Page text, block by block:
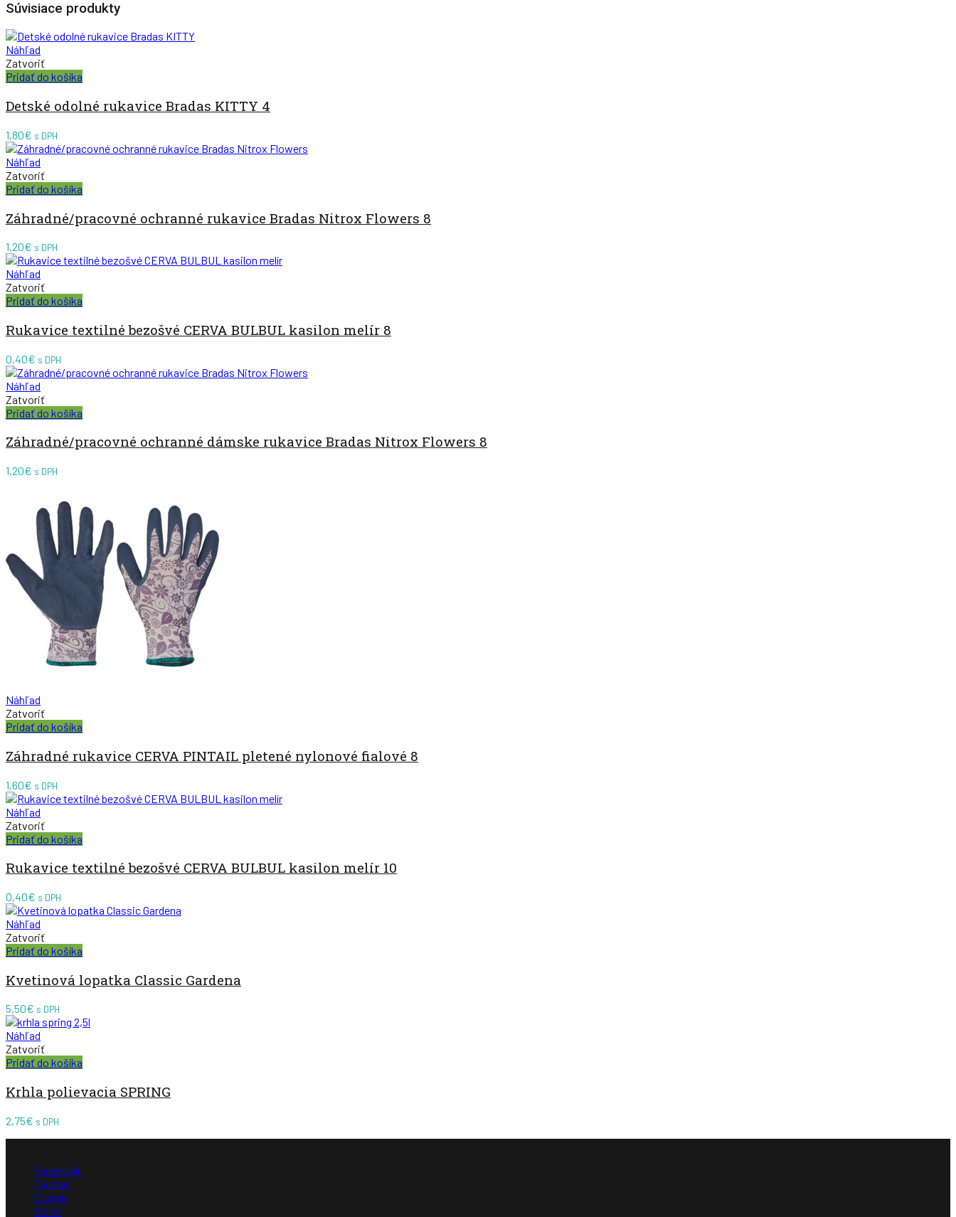
Súvisiace produkty
Náhľad
Zatvoriť
Pridať do košíka
Detské odolné rukavice Bradas KITTY 4
1,80€ s DPH
Náhľad
Zatvoriť
Pridať do košíka
Záhradné/pracovné ochranné rukavice Bradas Nitrox Flowers 8
1,20€ s DPH
Náhľad
Zatvoriť
Pridať do košíka
Rukavice textilné bezošvé CERVA BULBUL kasilon melír 8
0,40€ s DPH
Náhľad
Zatvoriť
Pridať do košíka
Záhradné/pracovné ochranné dámske rukavice Bradas Nitrox Flowers 8
1,20€ s DPH
Náhľad
Zatvoriť
Pridať do košíka
Záhradné rukavice CERVA PINTAIL pletené nylonové fialové 8
1,60€ s DPH
Náhľad
Zatvoriť
Pridať do košíka
Rukavice textilné bezošvé CERVA BULBUL kasilon melír 10
0,40€ s DPH
Náhľad
Zatvoriť
Pridať do košíka
Kvetinová lopatka Classic Gardena
5,50€ s DPH
Náhľad
Zatvoriť
Pridať do košíka
Krhla polievacia SPRING
2,75€ s DPH
Facebook
Twitter
Google
Email